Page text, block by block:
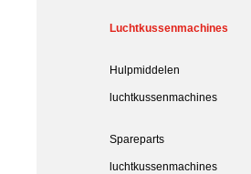
Luchtkussenmachines
Hulpmiddelen
luchtkussenmachines
Spareparts
luchtkussenmachines